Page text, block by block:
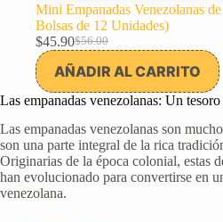
Mini Empanadas Venezolanas
Bolsas de 12 Unidades)
$56.00
El
precio
original
era:
$45.90El
precio
actual
es:
AÑADIR AL CARRITO
Las empanadas venezolanas: Un
Las empanadas venezolanas son
son una parte integral de la rica
Originarias de la época colonial, estas
han evolucionado para convertirse en
venezolana.